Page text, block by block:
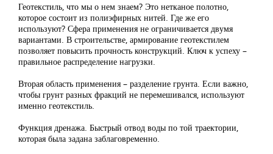
Геотекстиль, что мы о нем знаем? Это нетканое полотно,
которое состоит из полиэфирных нитей. Где же его
используют? Сфера применения не ограничивается двумя
вариантами. В строительстве, армирование геотекстилем
позволяет повысить прочность конструкций. Ключ к успеху –
правильное распределение нагрузки.
Вторая область применения – разделение грунта. Если важно,
чтобы грунт разных фракций не перемешивался, используют
именно геотекстиль.
Функция дренажа. Быстрый отвод воды по той траектории,
которая была задана заблаговременно.